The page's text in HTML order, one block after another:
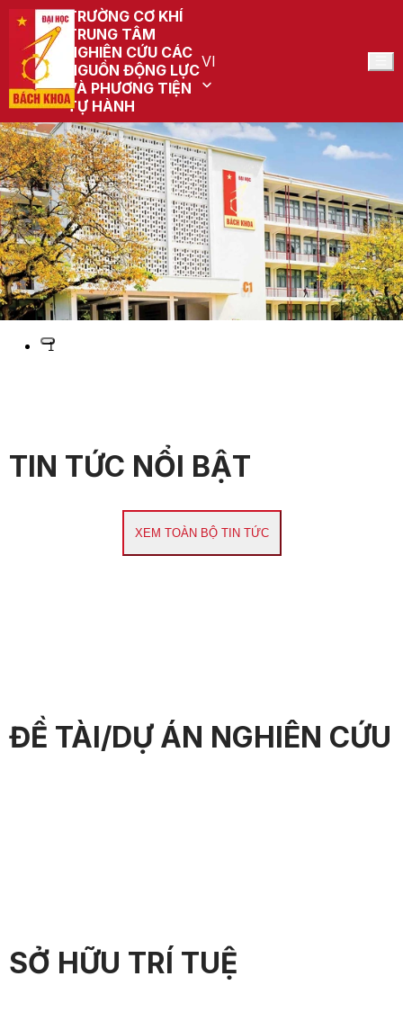
TRƯỜNG CƠ KHÍ
TRUNG TÂM
NGHIÊN CỨU CÁC
NGUỒN ĐỘNG LỰC
VÀ PHƯƠNG TIỆN
TỰ HÀNH
VI
Preview
1
TIN TỨC NỔI BẬT
XEM TOÀN BỘ TIN TỨC
ĐỀ TÀI/DỰ ÁN NGHIÊN CỨU
SỞ HỮU TRÍ TUỆ